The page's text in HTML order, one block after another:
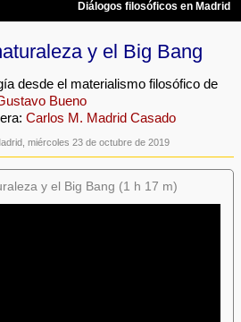
y el Big Bang
desde el materialismo filosófico de
Bueno
Carlos M. Madrid Casado
miércoles 23 de octubre de 2019
y el Big Bang (1 h 17 m)